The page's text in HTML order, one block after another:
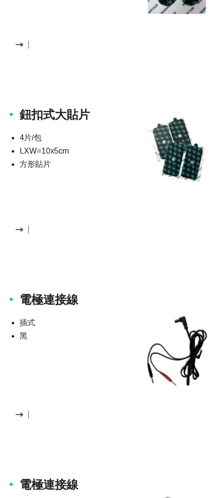
鈕扣式大貼片
4片/包
LXW=10x5cm
方形貼片
電極連接線
插式
黑
電極連接線